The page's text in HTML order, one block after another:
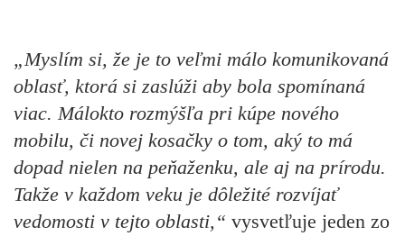
„Myslím si, že je to veľmi málo komunikovaná
oblasť, ktorá si zaslúži aby bola spomínaná
viac. Málokto rozmýšľa pri kúpe nového
mobilu, či novej kosačky o tom, aký to má
dopad nielen na peňaženku, ale aj na prírodu.
Takže v každom veku je dôležité rozvíjať
vedomosti v tejto oblasti,“ vysvetľuje jeden zo